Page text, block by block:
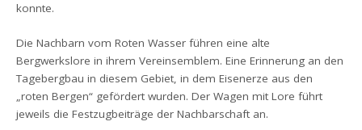
konnte.
Die Nachbarn vom Roten Wasser führen eine alte
Bergwerkslore in ihrem Vereinsemblem. Eine Erinnerung an den
Tagebergbau in diesem Gebiet, in dem Eisenerze aus den
„roten Bergen“ gefördert wurden. Der Wagen mit Lore führt
jeweils die Festzugbeiträge der Nachbarschaft an.